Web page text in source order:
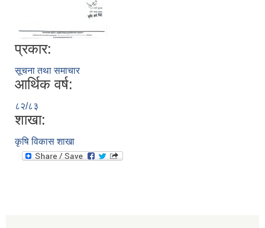
प्रकार:
सूचना तथा समाचार
आर्थिक वर्ष:
८२/८३
शाखा:
कृषि विकास शाखा